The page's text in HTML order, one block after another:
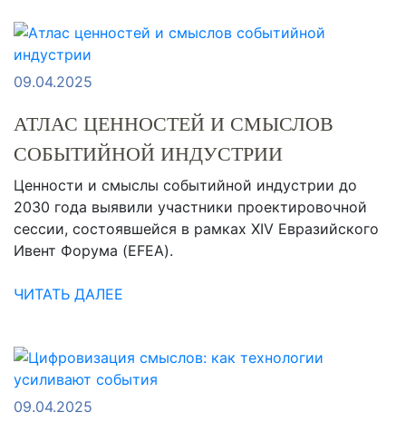
09.04.2025
АТЛАС ЦЕННОСТЕЙ И СМЫСЛОВ
СОБЫТИЙНОЙ ИНДУСТРИИ
Ценности и смыслы событийной индустрии до
2030 года выявили участники проектировочной
сессии, состоявшейся в рамках XIV Евразийского
Ивент Форума (EFEA).
ЧИТАТЬ ДАЛЕЕ
09.04.2025